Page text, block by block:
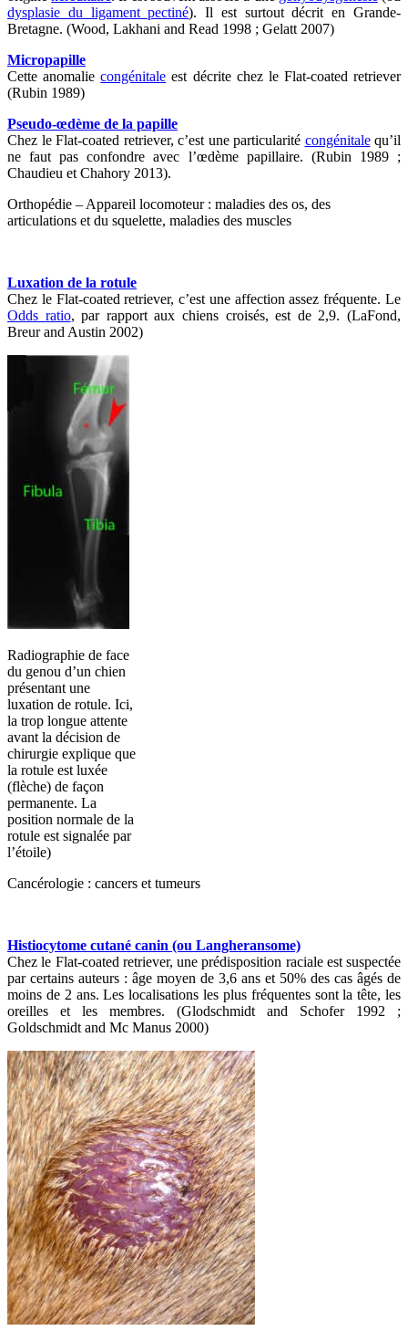
dysplasie du ligament pectiné). Il est surtout décrit en Grande-
Bretagne. (Wood, Lakhani and Read 1998 ; Gelatt 2007)
Micropapille
Cette anomaliecongénitale est décrite chez le Flat-coated retriever
(Rubin 1989)
Pseudo-œdème de la papille
Chez le Flat-coated retriever, c’est une particularité congénitalequ’il
ne faut pas confondre avec l’œdème papillaire. (Rubin 1989 ;
Chaudieu et Chahory 2013).
Orthopédie – Appareil locomoteur : maladies des os, des
articulations et du squelette, maladies des muscles
Luxation de la rotule
Chez le Flat-coated retriever, c’est une affection assez fréquente. Le
Odds ratio, par rapport aux chiens croisés, est de 2,9. (LaFond,
Breur and Austin 2002)
Radiographie de face
du genou d’un chien
présentant une
luxation de rotule. Ici,
la trop longue attente
avant la décision de
chirurgie explique que
la rotule est luxée
(flèche) de façon
permanente. La
position normale de la
rotule est signalée par
l’étoile)
Cancérologie : cancers et tumeurs
Histiocytome cutané canin (ou Langheransome)
Chez le Flat-coated retriever, une prédisposition raciale est suspectée
par certains auteurs : âge moyen de 3,6 ans et 50% des cas âgés de
moins de 2 ans. Les localisations les plus fréquentes sont la tête, les
oreilles et les membres. (Glodschmidt and Schofer 1992 ;
Goldschmidt and Mc Manus 2000)